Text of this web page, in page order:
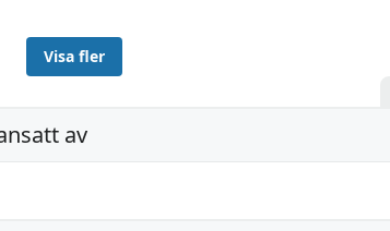
Visa fler
av